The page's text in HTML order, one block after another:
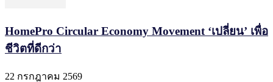
HomePro Circular Economy Movement ‘เปลี่ยน’ เพื่อ
ชีวิตที่ดีกว่า
22 กรกฎาคม 2569